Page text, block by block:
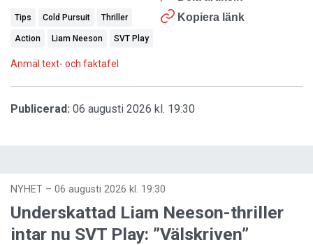
Kopiera länk
Tips Cold Pursuit Thriller
Action Liam Neeson SVT Play
Anmäl text- och faktafel
Publicerad: 06 augusti 2026 kl. 19:30
NYHET – 06 augusti 2026 kl. 19:30
Underskattad Liam Neeson-thriller
intar nu SVT Play: ”Välskriven”